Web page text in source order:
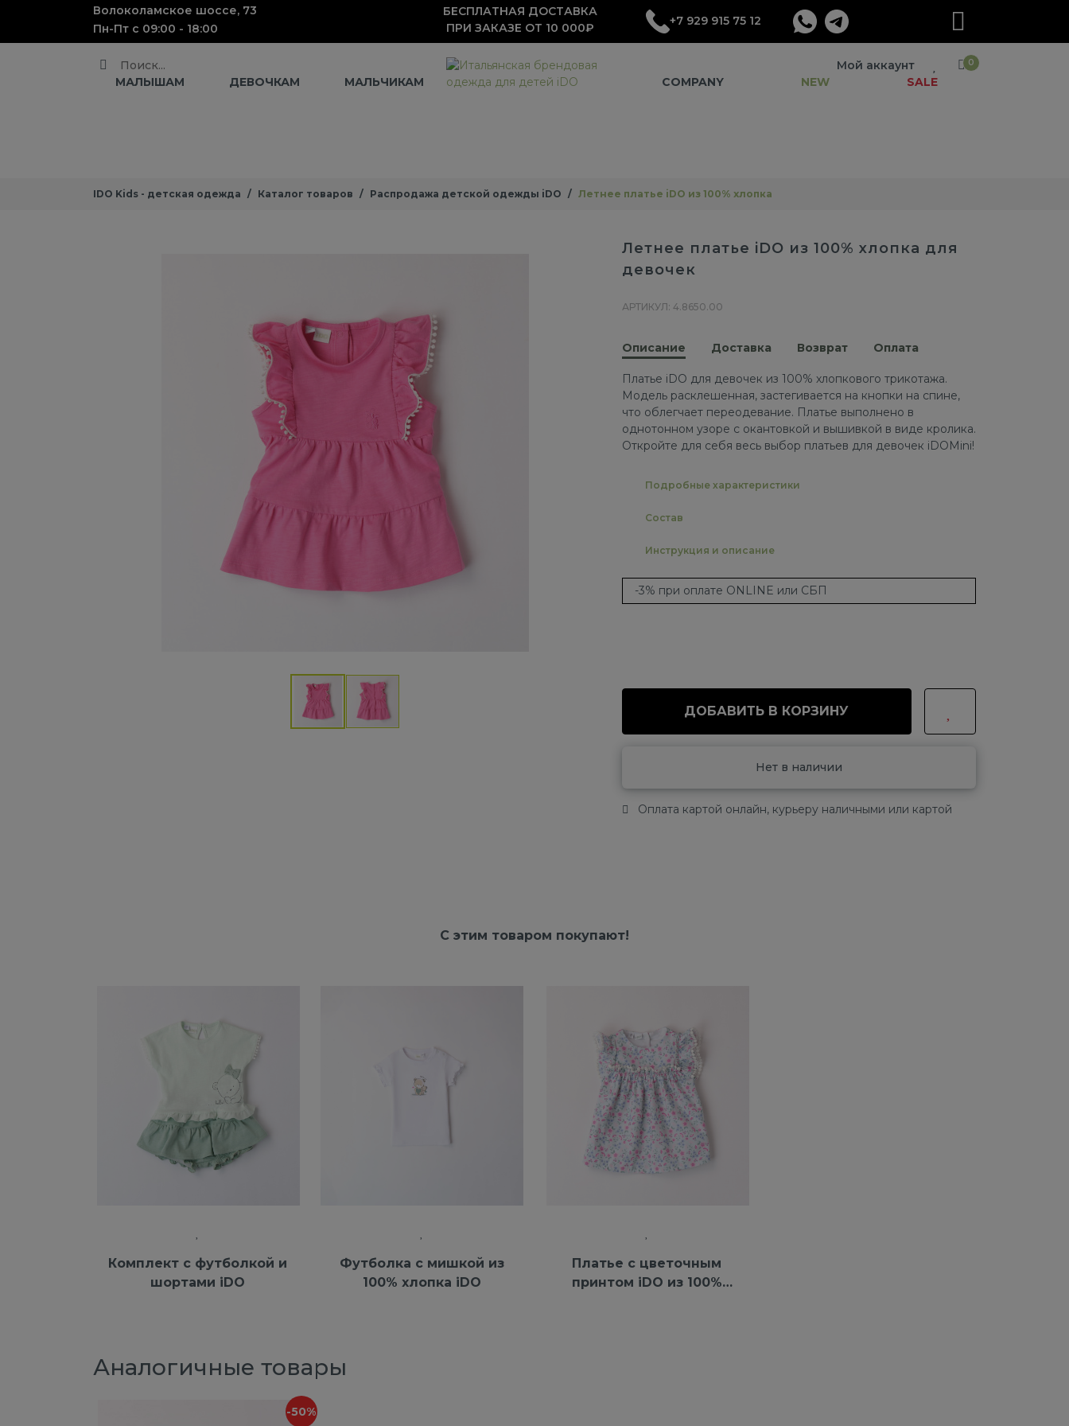
Волоколамское шоссе, 73
Пн-Пт с 09:00 - 18:00
БЕСПЛАТНАЯ ДОСТАВКА
ПРИ ЗАКАЗЕ ОТ 10 000₽
+7 929 915 75 12
Поиск Мой аккаунт 0
МАЛЫШАМ ДЕВОЧКАМ МАЛЬЧИКАМ COMPANY NEW SALE
IDO Kids - детская одежда Каталог товаров Распродажа детской одежды iDO Летнее платье iDO из 100% хлопка
Летнее платье iDO из 100% хлопка для
девочек
АРТИКУЛ: 4.8650.00
Описание Доставка Возврат Оплата
Платье iDO для девочек из 100% хлопкового трикотажа.
Модель расклешенная, застегивается на кнопки на спине,
что облегчает переодевание. Платье выполнено в
однотонном узоре с окантовкой и вышивкой в виде кролика.
Откройте для себя весь выбор платьев для девочек iDOMini!
Подробные характеристики
Состав
Инструкция и описание
-3% при оплате ONLINE или СБП
ДОБАВИТЬ В КОРЗИНУ
Нет в наличии
Оплата картой онлайн, курьеру наличными или картой
С этим товаром покупают!
Комплект с футболкой и
шортами iDO
Футболка с мишкой из
100% хлопка iDO
Платье с цветочным
принтом iDO из 100%
Аналогичные товары
-50%